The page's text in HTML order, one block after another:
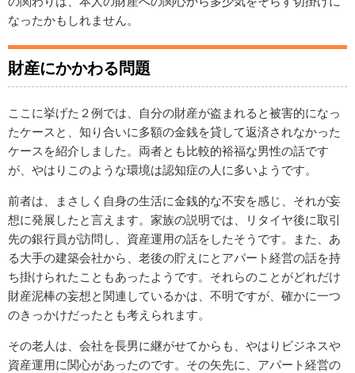
なったかもしれません。
財産にかかわる問題
ここに挙げた２例では、自分の財産が盗まれると被害的になっ
たケースと、知り合いに多額の金銭を貸して返済されなかった
ケースを紹介しました。両者とも比較的裕福な男性の話です
が、やはりこのような環境は認知症の人に多いようです。
前者は、まさしく自身の生活に金銭的な不安を感じ、それが妄
想に発展したと言えます。家族の説明では、リタイヤ後に取引
先の銀行員が訪問し、資産運用の話をしたそうです。また、あ
る大手の建築会社から、老後の貯えにとアパート経営の話を持
ち掛けられたこともあったようです。それらのことがどれだけ
財産泥棒の妄想と関連しているかは、不明ですが、確かに一つ
のきっかけだったとも考えられます。
その老人は、会社を長男に継がせてからも、やはりビジネスや
資産運用に関心があったのです。その矢先に、アパート経営の